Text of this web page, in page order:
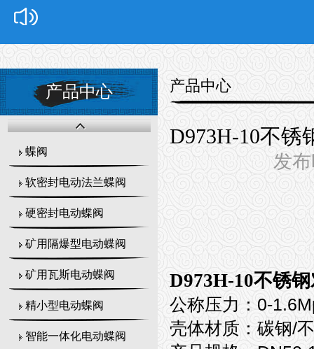
产品中心
蝶阀
软密封电动法兰蝶阀
硬密封电动蝶阀
矿用隔爆型电动蝶阀
矿用瓦斯电动蝶阀
精小型电动蝶阀
智能一体化电动蝶阀
产品中心
D973H-10不锈
发
D973H-10不锈
公称压力：0-
壳体材质：碳钢/